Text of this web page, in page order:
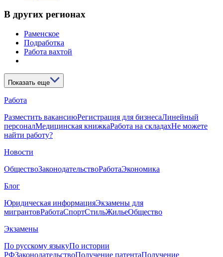
В других регионах
Раменское
Подработка
Работа вахтой
Показать еще
Работа
Разместить вакансиюРегистрация для бизнесаЛинейный
персоналМедицинская книжкаРабота на складахНе можете
найти работу?
Новости
ОбществоЗаконодательствоРаботаЭкономика
Блог
Юридическая информацияЭкзамены для
мигрантовРаботаСпортСтильЖильеОбщество
Экзамены
По русскому языкуПо истории
РФЗаконодательствоПолучение патентаПолучение